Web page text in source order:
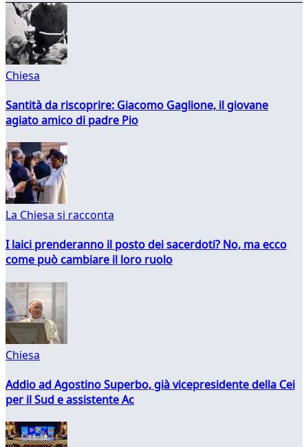
Chiesa
Santità da riscoprire: Giacomo Gaglione, il giovane
agiato amico di padre Pio
La Chiesa si racconta
I laici prenderanno il posto dei sacerdoti? No, ma ecco
come può cambiare il loro ruolo
Chiesa
Addio ad Agostino Superbo, già vicepresidente della Cei
per il Sud e assistente Ac